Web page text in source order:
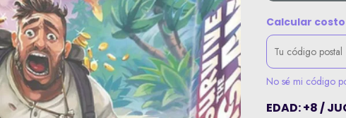
Calcular
No sé mi código
EDAD: +8 /